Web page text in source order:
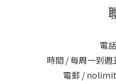
電
時間 / 每周一到
電郵 /